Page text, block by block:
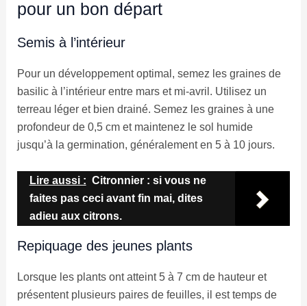
pour un bon départ
Semis à l’intérieur
Pour un développement optimal, semez les graines de
basilic à l’intérieur entre mars et mi-avril. Utilisez un
terreau léger et bien drainé. Semez les graines à une
profondeur de 0,5 cm et maintenez le sol humide
jusqu’à la germination, généralement en 5 à 10 jours.
Lire aussi : Citronnier : si vous ne
faites pas ceci avant fin mai, dites
adieu aux citrons.
Repiquage des jeunes plants
Lorsque les plants ont atteint 5 à 7 cm de hauteur et
présentent plusieurs paires de feuilles, il est temps de